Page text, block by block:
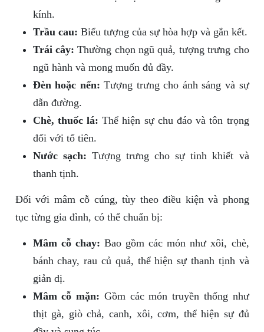
kính.
Trầu cau: Biểu tượng của sự hòa hợp và gắn kết.
Trái cây: Thường chọn ngũ quả, tượng trưng cho
ngũ hành và mong muốn đủ đầy.
Đèn hoặc nến: Tượng trưng cho ánh sáng và sự
dẫn đường.
Chè, thuốc lá: Thể hiện sự chu đáo và tôn trọng
đối với tổ tiên.
Nước sạch: Tượng trưng cho sự tinh khiết và
thanh tịnh.
Đối với mâm cỗ cúng, tùy theo điều kiện và phong
tục từng gia đình, có thể chuẩn bị:
Mâm cỗ chay: Bao gồm các món như xôi, chè,
bánh chay, rau củ quả, thể hiện sự thanh tịnh và
giản dị.
Mâm cỗ mặn: Gồm các món truyền thống như
thịt gà, giò chả, canh, xôi, cơm, thể hiện sự đủ